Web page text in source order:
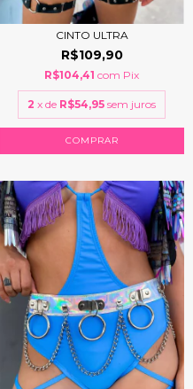
CINTO ULTRA
R$109,90
R$104,41 com Pix
2 x de R$54,95 sem juros
COMPRAR